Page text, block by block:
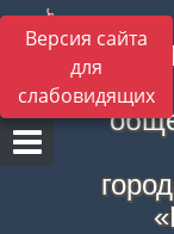
Версия сайта
для
слабовидящих